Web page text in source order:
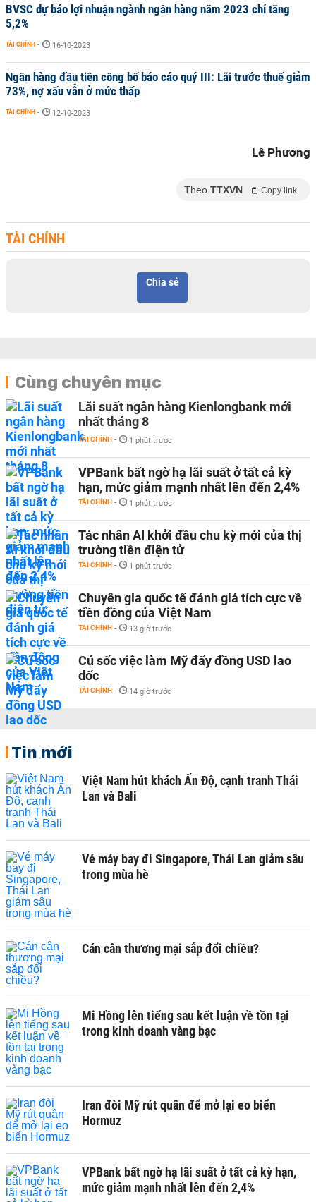
BVSC dự báo lợi nhuận ngành ngân hàng năm 2023 chỉ tăng
5,2%
TÀI CHÍNH - 16-10-2023
Ngân hàng đầu tiên công bố báo cáo quý III: Lãi trước thuế giảm
73%, nợ xấu vẫn ở mức thấp
TÀI CHÍNH - 12-10-2023
Lê Phương
Theo TTXVN Copy link
TÀI CHÍNH
Chia sẻ
Cùng chuyên mục
Lãi suất ngân hàng Kienlongbank mới
nhất tháng 8
TÀI CHÍNH - 1 phút trước
VPBank bất ngờ hạ lãi suất ở tất cả kỳ
hạn, mức giảm mạnh nhất lên đến 2,4%
TÀI CHÍNH - 1 phút trước
Tác nhân AI khởi đầu chu kỳ mới của thị
trường tiền điện tử
TÀI CHÍNH - 1 phút trước
Chuyên gia quốc tế đánh giá tích cực về
tiền đồng của Việt Nam
TÀI CHÍNH - 13 giờ trước
Cú sốc việc làm Mỹ đẩy đồng USD lao
dốc
TÀI CHÍNH - 14 giờ trước
Tin mới
Việt Nam hút khách Ấn Độ, cạnh tranh Thái
Lan và Bali
Vé máy bay đi Singapore, Thái Lan giảm sâu
trong mùa hè
Cán cân thương mại sắp đổi chiều?
Mi Hồng lên tiếng sau kết luận về tồn tại
trong kinh doanh vàng bạc
Iran đòi Mỹ rút quân để mở lại eo biển
Hormuz
VPBank bất ngờ hạ lãi suất ở tất cả kỳ hạn,
mức giảm mạnh nhất lên đến 2,4%